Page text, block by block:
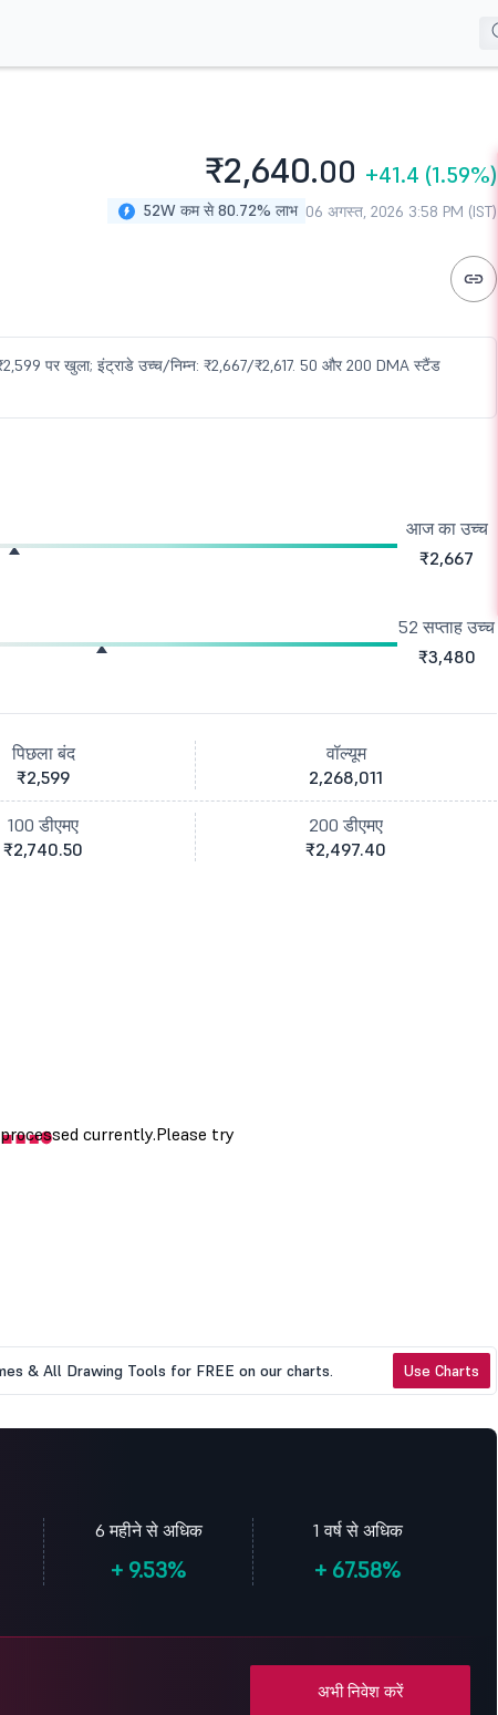
₹2,640.00 +41.4 (1.59%)
52W कम से 80.72% लाभ 06 अगस्त, 2026 3:58 PM (IST)
पर खुला; इंट्राडे उच्च/निम्न: ₹2,667/₹2,617. 50 और 200 DMA स्टैंड
आज का उच्च
₹2,667
52 सप्ताह उच्च
₹3,480
पिछला बंद
₹2,599
वॉल्यूम
2,268,011
100 डीएमए
₹2,740.50
200 डीएमए
₹2,497.40
& All Drawing Tools for FREE on our charts. Use Charts
6 महीने से अधिक
+ 9.53%
1 वर्ष से अधिक
+ 67.58%
अभी निवेश करें